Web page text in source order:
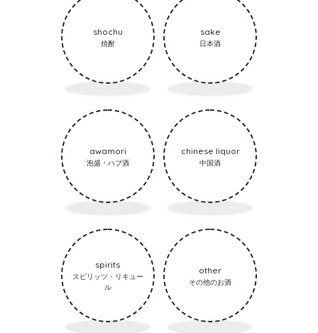
shochu
焼酎
sake
日本酒
awamori
泡盛・ハブ酒
chinese liquor
中国酒
spirits
スピリッツ・リキュー
ル
other
その他のお酒